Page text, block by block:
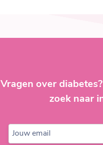
Vragen over
zoek naar
Jouw email